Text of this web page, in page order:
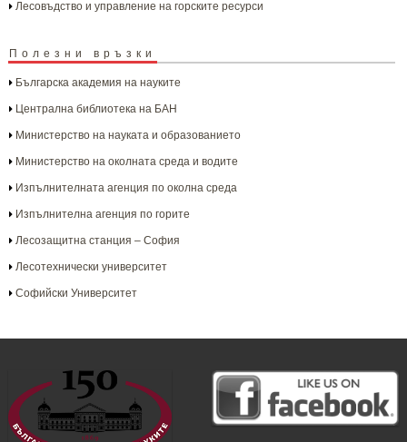
Лесовъдство и управление на горските ресурси
Полезни връзки
Българска aкадемия на науките
Централна библиотека на БАН
Министерство на науката и образованието
Министерство на околната среда и водите
Изпълнителната агенция по околна среда
Изпълнителна агенция по горите
Лесозащитна станция – София
Лесотехнически университет
Софийски Университет